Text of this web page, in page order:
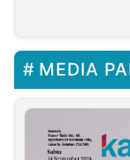
MEDIA